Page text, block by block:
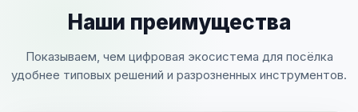
Наши преимущества
Показываем, чем цифровая экосистема для посёлка
удобнее типовых решений и разрозненных инструментов.